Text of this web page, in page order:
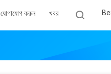
যোগাযোগ করুন খবর